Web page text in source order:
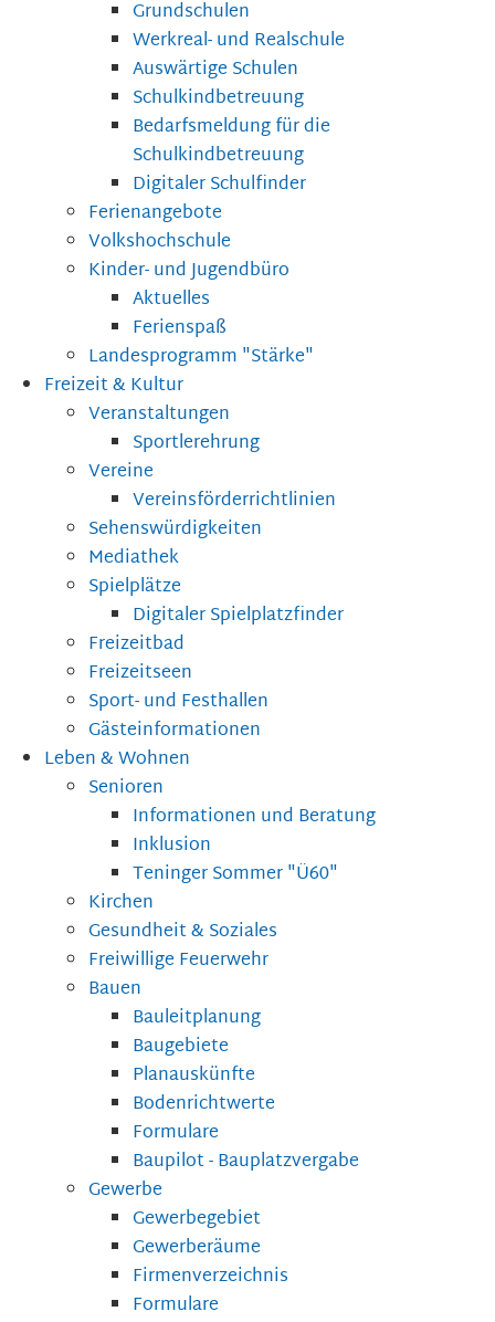
Grundschulen
Werkreal- und Realschule
Auswärtige Schulen
Schulkindbetreuung
Bedarfsmeldung für die
Schulkindbetreuung
Digitaler Schulfinder
Ferienangebote
Volkshochschule
Kinder- und Jugendbüro
Aktuelles
Ferienspaß
Landesprogramm "Stärke"
Freizeit & Kultur
Veranstaltungen
Sportlerehrung
Vereine
Vereinsförderrichtlinien
Sehenswürdigkeiten
Mediathek
Spielplätze
Digitaler Spielplatzfinder
Freizeitbad
Freizeitseen
Sport- und Festhallen
Gästeinformationen
Leben & Wohnen
Senioren
Informationen und Beratung
Inklusion
Teninger Sommer "Ü60"
Kirchen
Gesundheit & Soziales
Freiwillige Feuerwehr
Bauen
Bauleitplanung
Baugebiete
Planauskünfte
Bodenrichtwerte
Formulare
Baupilot - Bauplatzvergabe
Gewerbe
Gewerbegebiet
Gewerberäume
Firmenverzeichnis
Formulare